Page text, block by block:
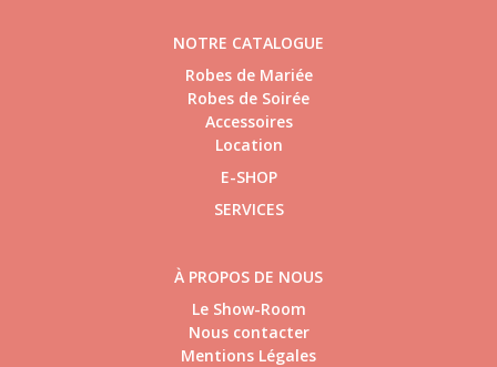
NOTRE CATALOGUE
Robes de Mariée
Robes de Soirée
Accessoires
Location
E-SHOP
SERVICES
À PROPOS DE NOUS
Le Show-Room
Nous contacter
Mentions Légales